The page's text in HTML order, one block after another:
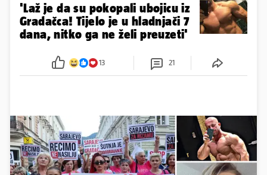
'Laž je da su pokopali ubojicu iz
Gradačca! Tijelo je u hladnjači 7
dana, nitko ga ne želi preuzeti'
13 21